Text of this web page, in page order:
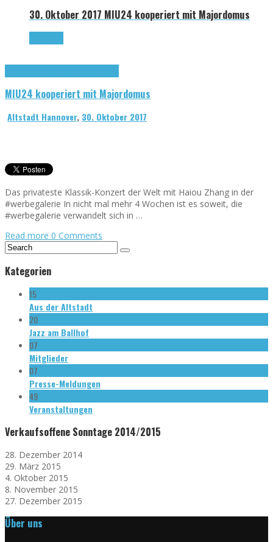
30. Oktober 2017 MIU24 kooperiert mit Majordomus
MIU24 kooperiert mit Majordomus
Altstadt Hannover, 30. Oktober 2017
Das privateste Klassik-Konzert der Welt mit Haiou Zhang in der
#werbegalerie In nicht mal mehr 4 Wochen ist es soweit, die
#werbegalerie verwandelt sich in …
Read more 0 Comments
Kategorien
15
Aus der Altstadt
20
Jazz am Ballhof
07
Mitglieder
07
Presse-Meldungen
49
Veranstaltungen
Verkaufsoffene Sonntage 2014/2015
28. Dezember 2014
29. März 2015
4. Oktober 2015
8. November 2015
27. Dezember 2015
Über uns